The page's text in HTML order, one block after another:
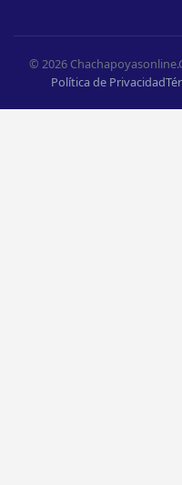
© 2026
Política de Privacidad